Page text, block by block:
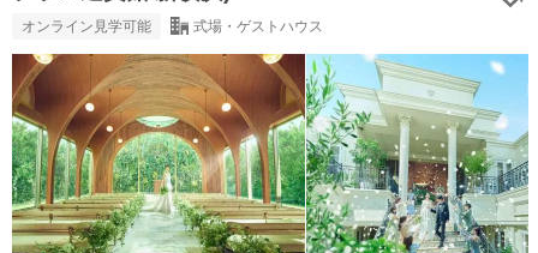
オンライン見学可能 式場・ゲストハウス